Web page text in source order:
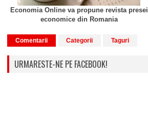
Economia Online va propune revista presei
economice din Romania
Comentarii Categorii Taguri
URMARESTE-NE PE FACEBOOK!